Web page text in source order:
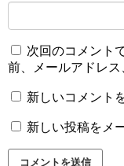
次回のコメント
前、メールアドレス
新しいコメント
新しい投稿をメ